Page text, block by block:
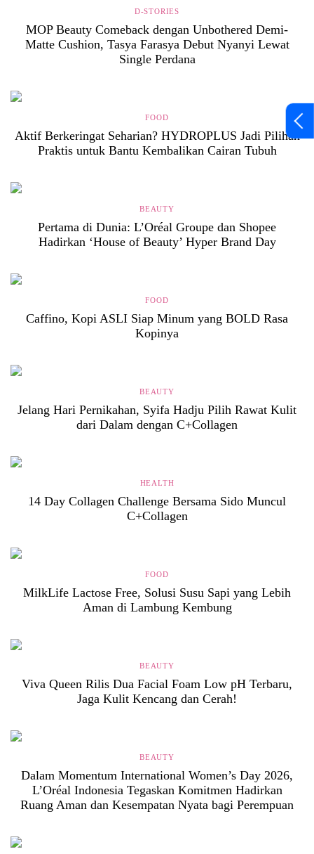
D-STORIES
MOP Beauty Comeback dengan Unbothered Demi-
Matte Cushion, Tasya Farasya Debut Nyanyi Lewat
Single Perdana
FOOD
Aktif Berkeringat Seharian? HYDROPLUS Jadi Pilihan
Praktis untuk Bantu Kembalikan Cairan Tubuh
BEAUTY
Pertama di Dunia: L’Oréal Groupe dan Shopee
Hadirkan ‘House of Beauty’ Hyper Brand Day
FOOD
Caffino, Kopi ASLI Siap Minum yang BOLD Rasa
Kopinya
BEAUTY
Jelang Hari Pernikahan, Syifa Hadju Pilih Rawat Kulit
dari Dalam dengan C+Collagen
HEALTH
14 Day Collagen Challenge Bersama Sido Muncul
C+Collagen
FOOD
MilkLife Lactose Free, Solusi Susu Sapi yang Lebih
Aman di Lambung Kembung
BEAUTY
Viva Queen Rilis Dua Facial Foam Low pH Terbaru,
Jaga Kulit Kencang dan Cerah!
BEAUTY
Dalam Momentum International Women’s Day 2026,
L’Oréal Indonesia Tegaskan Komitmen Hadirkan
Ruang Aman dan Kesempatan Nyata bagi Perempuan